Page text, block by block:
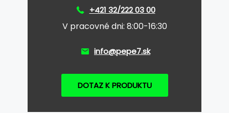
+421 32/222 03 00
V pracovné dni: 8:00-16:30
info@pepe7.sk
DOTAZ K PRODUKTU